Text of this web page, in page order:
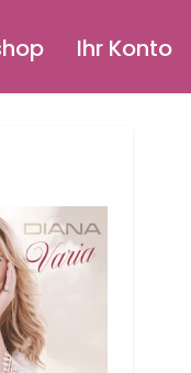
Ihr Konto